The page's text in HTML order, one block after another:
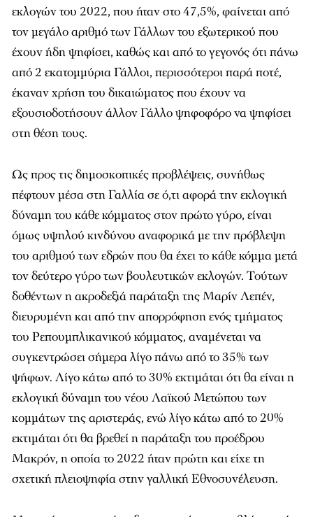
εκλογών του 2022, που ήταν στο 47,5%, φαίνεται από
τον μεγάλο αριθμό των Γάλλων του εξωτερικού που
έχουν ήδη ψηφίσει, καθώς και από το γεγονός ότι πάνω
από 2 εκατομμύρια Γάλλοι, περισσότεροι παρά ποτέ,
έκαναν χρήση του δικαιώματος που έχουν να
εξουσιοδοτήσουν άλλον Γάλλο ψηφοφόρο να ψηφίσει
στη θέση τους.
Ως προς τις δημοσκοπικές προβλέψεις, συνήθως
πέφτουν μέσα στη Γαλλία σε ό,τι αφορά την εκλογική
δύναμη του κάθε κόμματος στον πρώτο γύρο, είναι
όμως υψηλού κινδύνου αναφορικά με την πρόβλεψη
του αριθμού των εδρών που θα έχει το κάθε κόμμα μετά
τον δεύτερο γύρο των βουλευτικών εκλογών. Τούτων
δοθέντων η ακροδεξιά παράταξη της Μαρίν Λεπέν,
διευρυμένη και από την απορρόφηση ενός τμήματος
του Ρεπουμπλικανικού κόμματος, αναμένεται να
συγκεντρώσει σήμερα λίγο πάνω από το 35% των
ψήφων. Λίγο κάτω από το 30% εκτιμάται ότι θα είναι η
εκλογική δύναμη του νέου Λαϊκού Μετώπου των
κομμάτων της αριστεράς, ενώ λίγο κάτω από το 20%
εκτιμάται ότι θα βρεθεί η παράταξη του προέδρου
Μακρόν, η οποία το 2022 ήταν πρώτη και είχε τη
σχετική πλειοψηφία στην γαλλική Εθνοσυνέλευση.